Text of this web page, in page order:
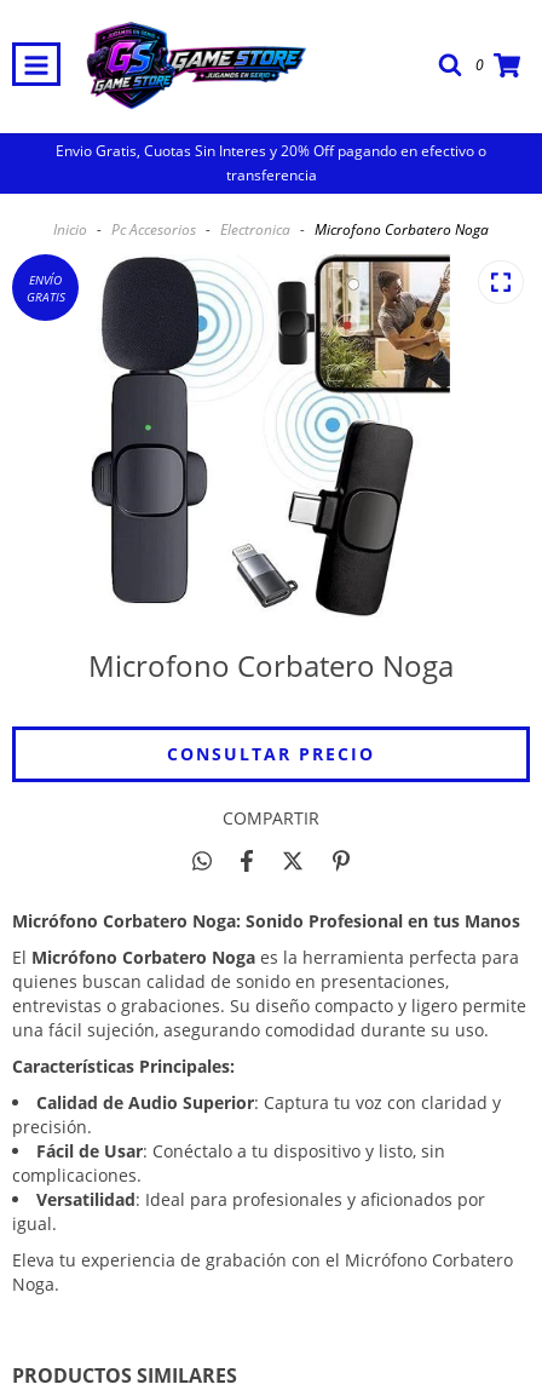
0
Envio Gratis, Cuotas Sin Interes y 20% Off pagando en efectivo o
transferencia
Inicio - Pc Accesorios - Electronica - Microfono Corbatero Noga
ENVÍO
GRATIS
Microfono Corbatero Noga
COMPARTIR
Micrófono Corbatero Noga: Sonido Profesional en tus Manos
El Micrófono Corbatero Noga es la herramienta perfecta para
quienes buscan calidad de sonido en presentaciones,
entrevistas o grabaciones. Su diseño compacto y ligero permite
una fácil sujeción, asegurando comodidad durante su uso.
Características Principales:
Calidad de Audio Superior: Captura tu voz con claridad y
precisión.
Fácil de Usar: Conéctalo a tu dispositivo y listo, sin
complicaciones.
Versatilidad: Ideal para profesionales y aficionados por
igual.
Eleva tu experiencia de grabación con el Micrófono Corbatero
Noga.
PRODUCTOS SIMILARES